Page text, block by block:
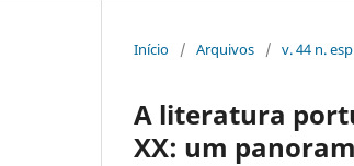
Início / Arquivos / v. 44 n.
A literatura
XX: um